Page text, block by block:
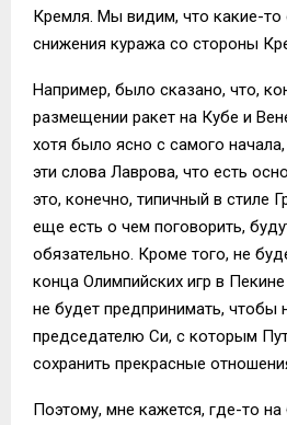
Кремля. Мы видим, что какие-то
снижения куража со стороны
Например, было сказано, что,
размещении ракет на Кубе и
хотя было ясно с самого
эти слова Лаврова, что есть
это, конечно, типичный в стиле
еще есть о чем поговорить,
обязательно. Кроме того, не
конца Олимпийских игр в
не будет предпринимать, чтобы
председателю Си, с которым
сохранить прекрасные
Поэтому, мне кажется, где-то